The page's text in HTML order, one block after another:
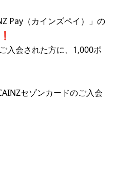
Pay（カインズペイ）」の
入会された​方に、​1,000ポ
セゾンカードの​ご入会